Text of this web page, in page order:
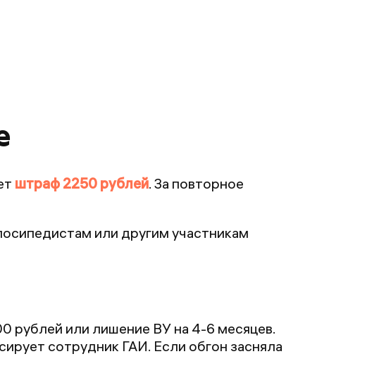
штраф 2250 рублей. За повторное
или другим участникам
рублей или лишение ВУ на 4-6 месяцев.
сотрудник ГАИ. Если обгон засняла